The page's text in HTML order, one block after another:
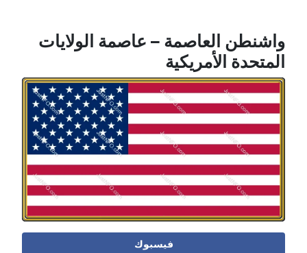
واشنطن العاصمة – عاصمة الولايات
المتحدة الأمريكية
فيسبوك